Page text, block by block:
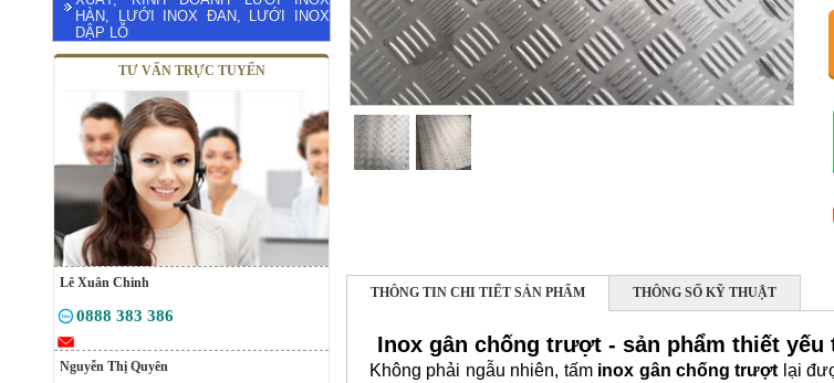
HÀN, LƯỚI INOX ĐAN, LƯỚI INOX
DẬP LỖ
TƯ VẤN TRỰC TUYẾN
Lê Xuân Chinh
0888 383 386
Nguyễn Thị Quyên
THÔNG TIN CHI TIẾT SẢN PHẨM THÔNG SỐ KỸ THUẬT
Inox gân chống trượt - sản phẩm thiết yếu
Không phải ngẫu nhiên, tấm inox gân chống trượt lại